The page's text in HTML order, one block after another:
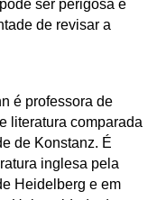
ser perigosa e
de revisar a
é professora de
literatura comparada
de Konstanz. É
inglesa pela
Heidelberg e em